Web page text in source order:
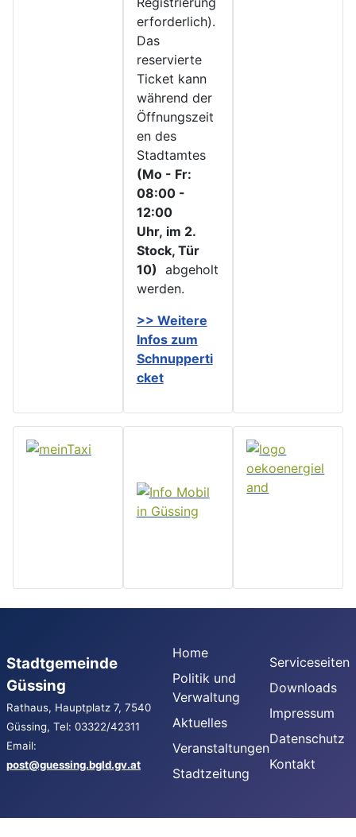
erforderlich).
Das
reservierte
Ticket kann
während der
Öffnungszeit
en des
Stadtamtes
(Mo - Fr:
08:00 -
12:00
Uhr, im 2.
Stock, Tür
10) abgeholt
werden.
>> Weitere
Infos zum
Schnupperti
cket
Stadtgemeinde
Güssing
Rathaus, Hauptplatz 7, 7540
Güssing, Tel: 03322/42311
Email:
post@guessing.bgld.gv.at
Home
Politik und
Verwaltung
Aktuelles
Veranstaltungen
Stadtzeitung
Serviceseiten
Downloads
Impressum
Datenschutz
Kontakt